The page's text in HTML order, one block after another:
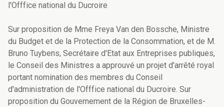
l'Offfice national du Ducroire
Sur proposition de Mme Freya Van den Bossche, Ministre
du Budget et de la Protection de la Consommation, et de M.
Bruno Tuybens, Secrétaire d'Etat aux Entreprises publiques,
le Conseil des Ministres a approuvé un projet d'arrêté royal
portant nomination des membres du Conseil
d'administration de l'Offfice national du Ducroire. Sur
proposition du Gouvernement de la Région de Bruxelles-